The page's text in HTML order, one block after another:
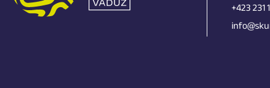
+423 231